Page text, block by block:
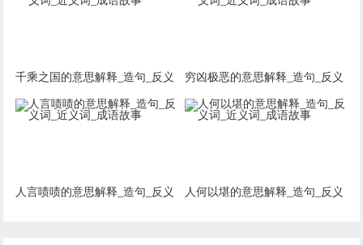
千乘之国的意思解释_造句_反义
词_近义词_成语故事
穷凶极恶的意思解释_造句_反义
词_近义词_成语故事
人言啧啧的意思解释_造句_反义 人何以堪的意思解释_造句_反义